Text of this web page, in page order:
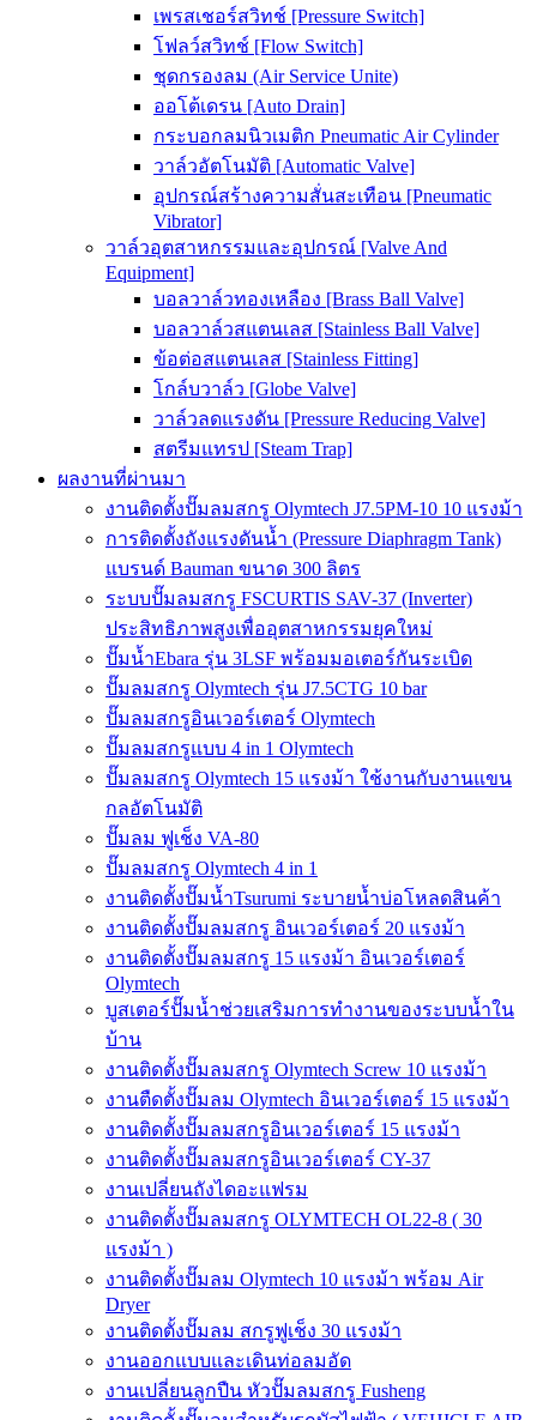
เพรสเชอร์สวิทช์ [Pressure Switch]
โฟลว์สวิทช์ [Flow Switch]
ชุดกรองลม (Air Service Unite)
ออโต้เดรน [Auto Drain]
กระบอกลมนิวเมติก Pneumatic Air Cylinder
วาล์วอัตโนมัติ [Automatic Valve]
อุปกรณ์สร้างความสั่นสะเทือน [Pneumatic
Vibrator]
วาล์วอุตสาหกรรมและอุปกรณ์ [Valve And
Equipment]
บอลวาล์วทองเหลือง [Brass Ball Valve]
บอลวาล์วสแตนเลส [Stainless Ball Valve]
ข้อต่อสแตนเลส [Stainless Fitting]
โกล์บวาล์ว [Globe Valve]
วาล์วลดแรงดัน [Pressure Reducing Valve]
สตรีมแทรป [Steam Trap]
ผลงานที่ผ่านมา
งานติดตั้งปั๊มลมสกรู Olymtech J7.5PM-10 10 แรงม้า
การติดตั้งถังแรงดันน้ำ (Pressure Diaphragm Tank)
แบรนด์ Bauman ขนาด 300 ลิตร
ระบบปั๊มลมสกรู FSCURTIS SAV-37 (Inverter)
ประสิทธิภาพสูงเพื่ออุตสาหกรรมยุคใหม่
ปั๊มน้ำEbara รุ่น 3LSF พร้อมมอเตอร์กันระเบิด
ปั๊มลมสกรู Olymtech รุ่น J7.5CTG 10 bar
ปั๊มลมสกรูอินเวอร์เตอร์ Olymtech
ปั๊มลมสกรูแบบ 4 in 1 Olymtech
ปั๊มลมสกรู Olymtech 15 แรงม้า ใช้งานกับงานแขน
กลอัตโนมัติ
ปั๊มลม ฟูเช็ง VA-80
ปั๊มลมสกรู Olymtech 4 in 1
งานติดตั้งปั๊มน้ำTsurumi ระบายน้ำบ่อโหลดสินค้า
งานติดตั้งปั๊มลมสกรู อินเวอร์เตอร์ 20 แรงม้า
งานติดตั้งปั๊มลมสกรู 15 แรงม้า อินเวอร์เตอร์
Olymtech
บูสเตอร์ปั๊มน้ำช่วยเสริมการทำงานของระบบน้ำใน
บ้าน
งานติดตั้งปั๊มลมสกรู Olymtech Screw 10 แรงม้า
งานตืดตั้งปั๊มลม Olymtech อินเวอร์เตอร์ 15 แรงม้า
งานติดตั้งปั๊มลมสกรูอินเวอร์เตอร์ 15 แรงม้า
งานติดตั้งปั๊มลมสกรูอินเวอร์เตอร์ CY-37
งานเปลี่ยนถังไดอะแฟรม
งานติดตั้งปั๊มลมสกรู OLYMTECH OL22-8 ( 30
แรงม้า )
งานติดตั้งปั๊มลม Olymtech 10 แรงม้า พร้อม Air
Dryer
งานติดตั้งปั๊มลม สกรูฟูเช็ง 30 แรงม้า
งานออกแบบและเดินท่อลมอัด
งานเปลี่ยนลูกปืน หัวปั๊มลมสกรู Fusheng